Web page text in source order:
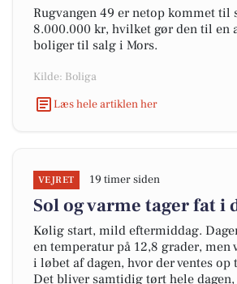
Rugvangen 49 er netop kommet til
8.000.000 kr, hvilket gør den til en
boliger til salg i Mors.
Kilde: Boliga
Læs hele artiklen her
VEJRET 19 timer siden
Sol og varme tager fat i
Kølig start, mild eftermiddag.
en temperatur på 12,8 grader, men
i løbet af dagen, hvor der ventes op
Det bliver samtidig tørt hele